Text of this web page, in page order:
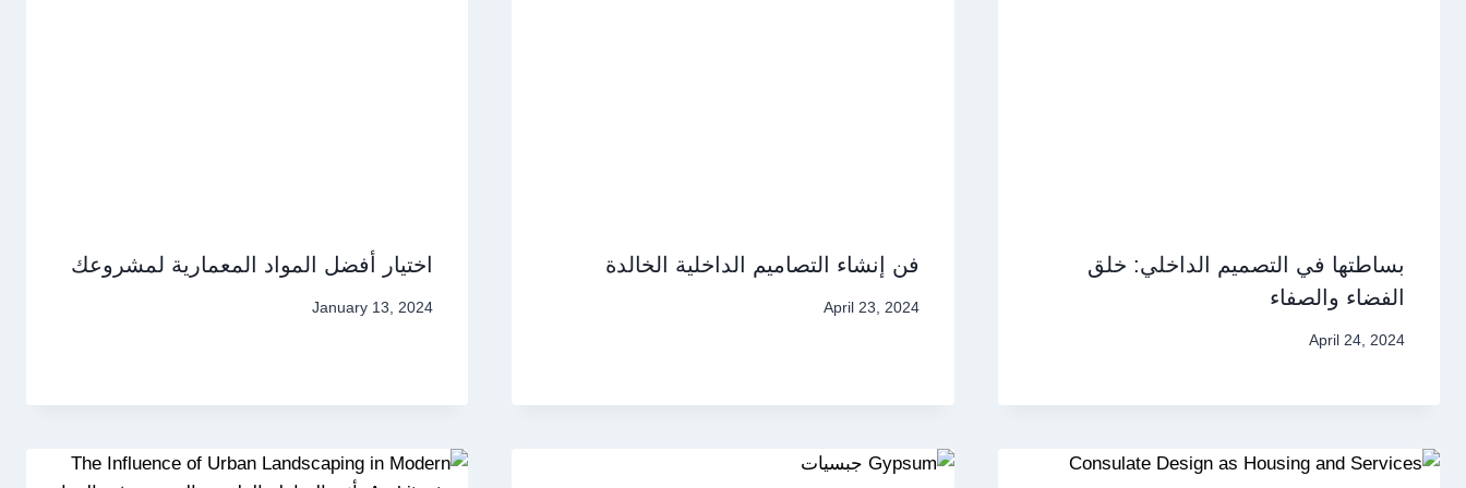
بساطتها في التصميم الداخلي: خلق
الفضاء والصفاء
April 24, 2024
فن إنشاء التصاميم الداخلية الخالدة
April 23, 2024
اختيار أفضل المواد المعمارية لمشروعك
January 13, 2024